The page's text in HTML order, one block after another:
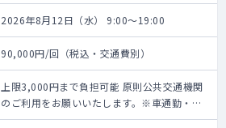
2026年8月12日（水） 9:00～19:00
90,000円/回（税込・交通費別）
上限3,000円まで負担可能 原則公共交通機関
のご利用をお願いいたします。※車通勤・タ
クシー利用要相談